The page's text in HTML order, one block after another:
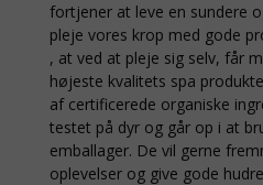
fortjener at leve en sundere
pleje vores krop med gode
, at ved at pleje sig selv, får
højeste kvalitets spa
af certificerede organiske
testet på dyr og går op i at
emballager. De vil gerne
oplevelser og give gode